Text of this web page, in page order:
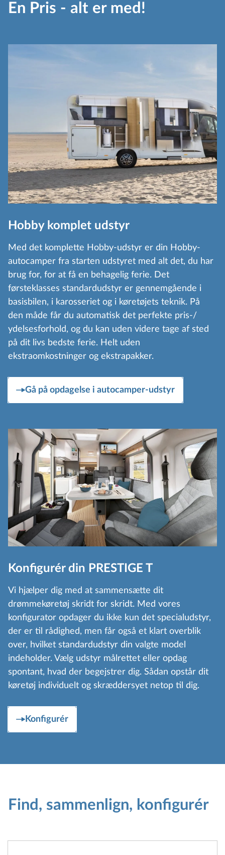
En Pris - alt er med!
Hobby komplet udstyr
Med det komplette Hobby-udstyr er din Hobby-
autocamper fra starten udstyret med alt det, du har
brug for, for at få en behagelig ferie. Det
førsteklasses standardudstyr er gennemgående i
basisbilen, i karosseriet og i køretøjets teknik. På
den måde får du automatisk det perfekte pris-/
ydelsesforhold, og du kan uden videre tage af sted
på dit livs bedste ferie. Helt uden
ekstraomkostninger og ekstrapakker.
Gå på opdagelse i autocamper-udstyr
Konfigurér din PRESTIGE T
Vi hjælper dig med at sammensætte dit
drømmekøretøj skridt for skridt. Med vores
konfigurator opdager du ikke kun det specialudstyr,
der er til rådighed, men får også et klart overblik
over, hvilket standardudstyr din valgte model
indeholder. Vælg udstyr målrettet eller opdag
spontant, hvad der begejstrer dig. Sådan opstår dit
køretøj individuelt og skræddersyet netop til dig.
Konfigurér
Find, sammenlign, konfigurér